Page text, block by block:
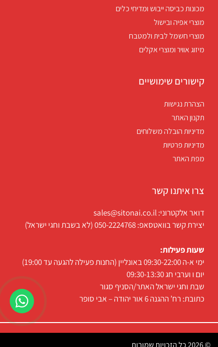
מכונות כביסה ייבוש ומדיחי כלים
מוצרי אפיה ובישול
מוצרי חשמל לבית ולמטבח
מיזוג אוויר ומוצרי אקלים
קישורים שימושיים
הצהרת נגישות
תקנון האתר
מדיניות הובלה משלוחים
מדיניות פרטיות
מפת האתר
צרו איתנו קשר
דואר אלקטרוני: sales@sitonai.co.il
יצירת קשר בוואטסאפ: 050-2224768 (לא בשבת וחגי ישראל)
שעות פעילות:
ימי א-ה 09:30-22:00 באונליין (החנות פעילה להגעה עד 19:00)
יום ו וערבי חג 09:30-13:30
שבת וחגי ישראל האתר/הסניף סגור
כתובת: רח’ ההגנה 6 אור יהודה – אבי סופר
© 2026 כל הזכויות שמורות